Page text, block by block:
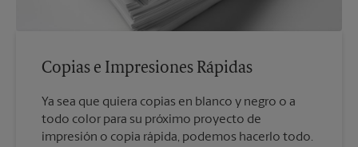
Copias e Impresiones Rápidas
Ya sea que quiera copias en blanco y negro o a
todo color para su próximo proyecto de
impresión o copia rápida, podemos hacerlo todo.